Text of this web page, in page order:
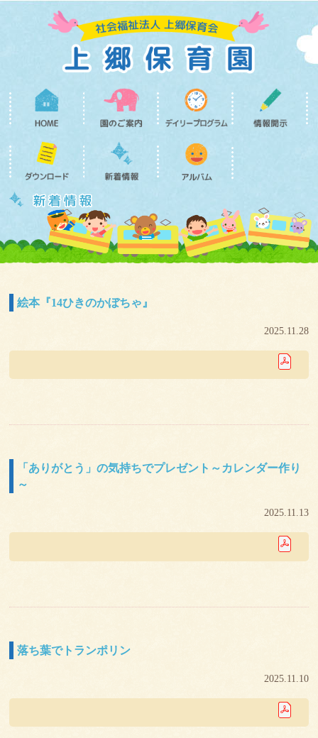
絵本『14ひきのかぼちゃ』
2025.11.28
「ありがとう」の気持ちでプレゼント～カレンダー作り
～
2025.11.13
落ち葉でトランポリン
2025.11.10